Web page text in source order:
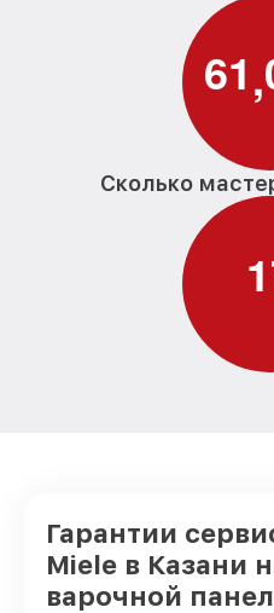
61,
Сколько
1
Гарантии
Miele в Казани
варочной